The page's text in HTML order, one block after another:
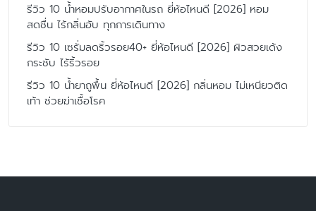
รีวิว 10 น้ำหอมปรับอากาศในรถ ยี่ห้อไหนดี [2026] หอม
สดชื่น ไร้กลิ่นอับ ทุกการเดินทาง
รีวิว 10 เซรั่มลดริ้วรอย40+ ยี่ห้อไหนดี [2026] ผิวสวยเด้ง
กระชับ ไร้ริ้วรอย
รีวิว 10 น้ำยาถูพื้น ยี่ห้อไหนดี [2026] กลิ่นหอม ไม่เหนียวติด
เท้า ช่วยฆ่าเชื้อโรค